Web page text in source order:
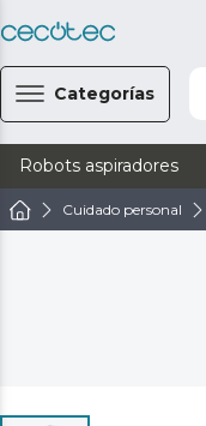
Categorías
Robots aspiradores
Cuidado personal